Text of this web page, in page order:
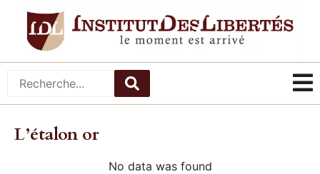
L’étalon or
No data was found